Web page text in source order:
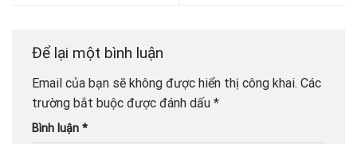
Để lại một bình luận
Email của bạn sẽ không được hiển thị công khai. Các
trường bắt buộc được đánh dấu *
Bình luận *